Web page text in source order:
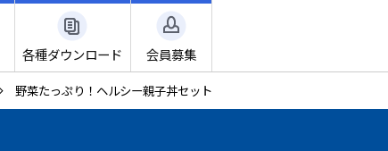
各種ダウンロード 会員募集
野菜たっぷり！ヘルシー親子丼セット